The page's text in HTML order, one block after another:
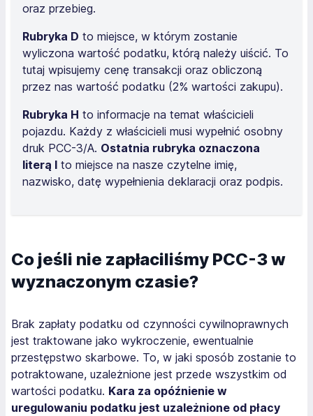
oraz przebieg.
Rubryka D to miejsce, w którym zostanie
wyliczona wartość podatku, którą należy uiścić. To
tutaj wpisujemy cenę transakcji oraz obliczoną
przez nas wartość podatku (2% wartości zakupu).
Rubryka H to informacje na temat właścicieli
pojazdu. Każdy z właścicieli musi wypełnić osobny
druk PCC-3/A. Ostatnia rubryka oznaczona
literą I to miejsce na nasze czytelne imię,
nazwisko, datę wypełnienia deklaracji oraz podpis.
Co jeśli nie zapłaciliśmy PCC-3 w
wyznaczonym czasie?
Brak zapłaty podatku od czynności cywilnoprawnych
jest traktowane jako wykroczenie, ewentualnie
przestępstwo skarbowe. To, w jaki sposób zostanie to
potraktowane, uzależnione jest przede wszystkim od
wartości podatku. Kara za opóźnienie w
uregulowaniu podatku jest uzależnione od płacy